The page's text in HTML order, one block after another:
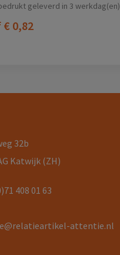
geleverd in 3 werkdag(en)
€ 0,82
32b
Katwijk (ZH)
408 01 63
attentie.nl